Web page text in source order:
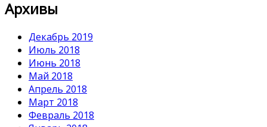
Архивы
Декабрь 2019
Июль 2018
Июнь 2018
Май 2018
Апрель 2018
Март 2018
Февраль 2018